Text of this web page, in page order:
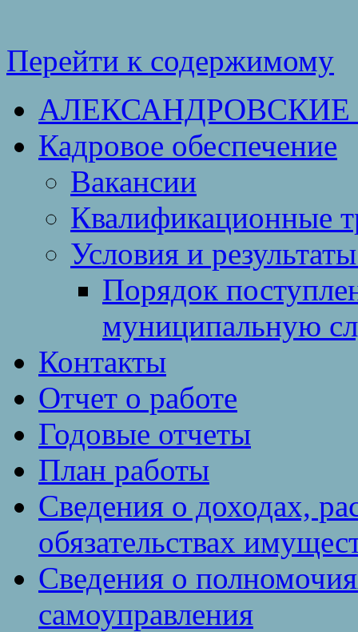
Перейти к содержимому
АЛЕКСАНДРОВСКИЕ
Кадровое обеспечение
Вакансии
Квалификационные
Условия и
Порядок
муниципальную
Контакты
Отчет о работе
Годовые отчеты
План работы
Сведения о доходах,
обязательствах
Сведения о
самоуправления